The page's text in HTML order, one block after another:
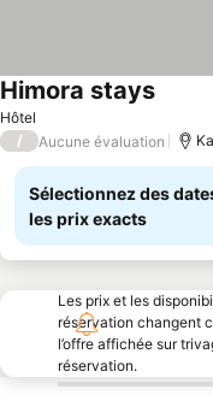
Hôtel
Himora stays
/ Aucune évaluation
Sélectionnez des
les prix exacts
Les prix et les
réservation changent
l’offre affichée sur
réservation.